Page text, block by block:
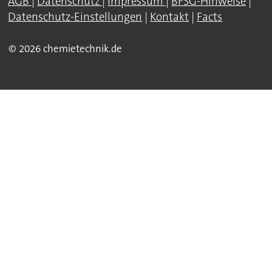
Datenschutz-Einstellungen | Kontakt | Facts
© 2026 chemietechnik.de